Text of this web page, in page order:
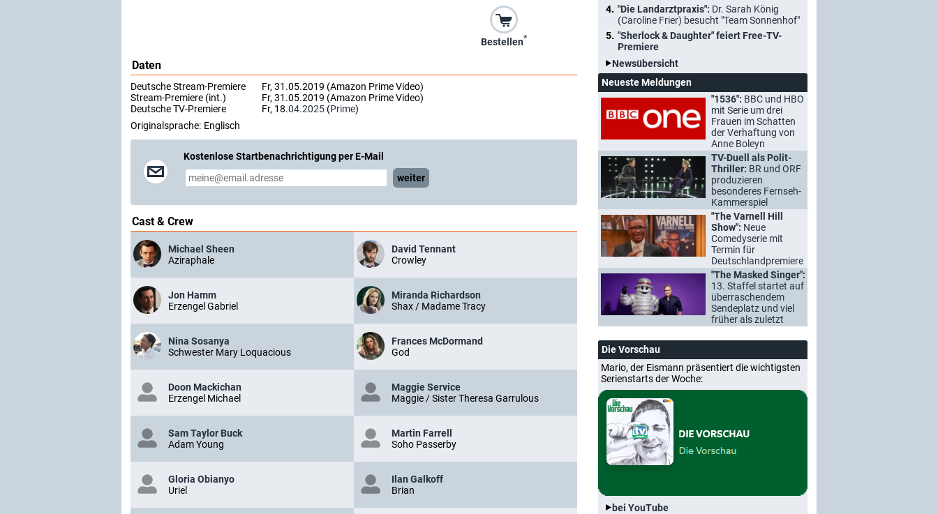
Bestellen*
Daten
Deutsche Stream-Premiere
Fr, 31.05.2019 (Amazon Prime Video)
Stream-Premiere (int.)
Fr, 31.05.2019 (Amazon Prime Video)
Deutsche TV-Premiere
Fr, 18.04.2025 (Prime)
Originalsprache: Englisch
Kostenlose Startbenachrichtigung per E-Mail
weiter
Cast & Crew
Michael Sheen
Aziraphale
David Tennant
Crowley
Jon Hamm
Erzengel Gabriel
Miranda Richardson
Shax / Madame Tracy
Nina Sosanya
Schwester Mary Loquacious
Frances McDormand
God
Doon Mackichan
Erzengel Michael
Maggie Service
Maggie / Sister Theresa Garrulous
Sam Taylor Buck
Adam Young
Martin Farrell
Soho Passerby
Gloria Obianyo
Uriel
Ilan Galkoff
Brian
"Die Landarztpraxis": Dr. Sarah König
(Caroline Frier) besucht "Team Sonnenhof"
"Sherlock & Daughter" feiert Free-TV-
Premiere
Newsübersicht
Neueste Meldungen
"1536": BBC und HBO
mit Serie um drei
Frauen im Schatten
der Verhaftung von
Anne Boleyn
TV-Duell als Polit-
Thriller: BR und ORF
produzieren
besonderes Fernseh-
Kammerspiel
"The Varnell Hill
Show": Neue
Comedyserie mit
Termin für
Deutschlandpremiere
"The Masked Singer":
13. Staffel startet auf
überraschendem
Sendeplatz und viel
früher als zuletzt
Die Vorschau
Mario, der Eismann präsentiert die wichtigsten
Serienstarts der Woche:
bei YouTube